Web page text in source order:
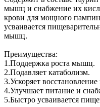
мышц и снабжение их
крови для мощного
усваивается
мышц.
Преимущества:
1.Поддержка роста мышц.
2.Подавляет катаболизм.
3.Ускоряет
4.Улучшает питание и
5.Быстро усваивается